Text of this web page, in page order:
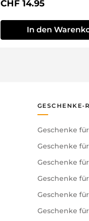
Regulärer Preis:
CHF 14.95
In den
GESCHENKE-
Geschenke
Geschenke
Geschenke
Geschenke
Geschenke
Geschenke